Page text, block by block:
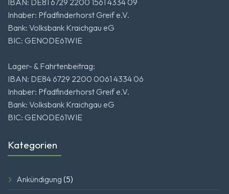
Inhaber: Pfadfinderhorst Greif e.V.
Bank: Volksbank Kraichgau eG
BIC: GENODE61WIE
Lager- & Fahrtenbeitrag:
IBAN: DE84 6729 2200 0061 4334 06
Inhaber: Pfadfinderhorst Greif e.V.
Bank: Volksbank Kraichgau eG
BIC: GENODE61WIE
Kategorien
Ankündigung (5)